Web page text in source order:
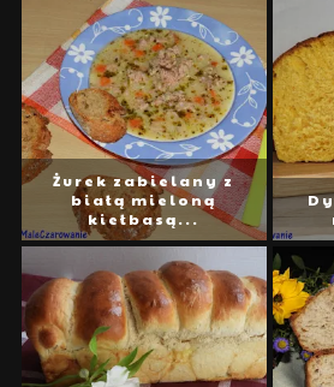
Żurek zabielany z
białą mieloną
kiełbasą...